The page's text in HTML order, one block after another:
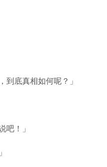
到底真相如何呢？」
吧！」